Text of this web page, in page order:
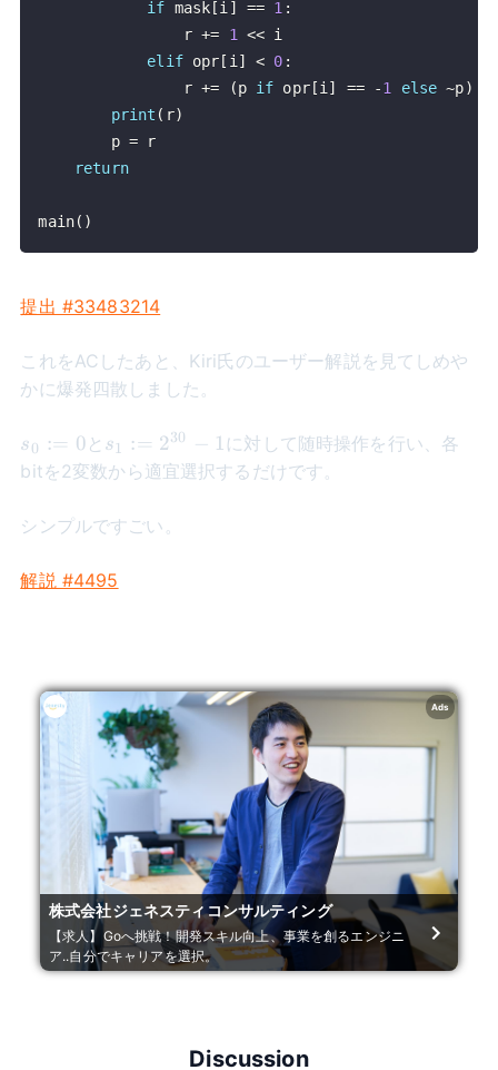
if mask [i] == 1 :
                r
+= 1 <<
elif opr [ i] < 0 :
                r
+= (p if opr[i] == -1 else ~p)
print ( r)
        p
=
return
main( )
提出 #33483214
これをACしたあと、Kiri氏のユーザー解説を見てしめや
かに爆発四散しました。
s_0
:=
s0 := 0 と s_1 :=
2^{30}-1
s1 := 230 − 1 に対して随時操作を行い、各
bitを2変数から適宜選択するだけです。
シンプルですごい。
解説 #4495
Ads
株式会社ジェネスティコンサルティング
【求人】Goへ挑戦！開発スキル向上、事業を創るエンジニ
ア..自分でキャリアを選択。
Discussion